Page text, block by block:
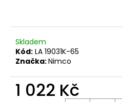
Skladem
Kód: LA 19031K-65
Značka:Nimco
1 022 Kč